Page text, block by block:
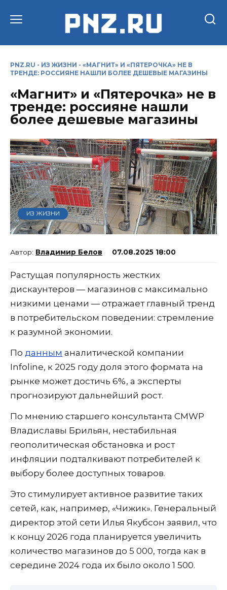
PNZ.RU - ИЗ ЖИЗНИ - «МАГНИТ» И «ПЯТЕРОЧКА» НЕ В
ТРЕНДЕ: РОССИЯНЕ НАШЛИ БОЛЕЕ ДЕШЕВЫЕ МАГАЗИНЫ
«Магнит» и «Пятерочка» не в
тренде: россияне нашли
более дешевые магазины
ИЗ ЖИЗНИ
Владимир Белов 07.08.2025 18:00
Растущая популярность жестких
дискаунтеров — магазинов с максимально
низкими ценами — отражает главный тренд
в потребительском поведении: стремление
к разумной экономии.
По данным аналитической компании
Infoline, к 2025 году доля этого формата на
рынке может достичь 6%, а эксперты
прогнозируют дальнейший рост.
По мнению старшего консультанта CMWP
Владиславы Брильян, нестабильная
геополитическая обстановка и рост
инфляции подталкивают потребителей к
выбору более доступных товаров.
Это стимулирует активное развитие таких
сетей, как, например, «Чижик». Генеральный
директор этой сети Илья Якубсон заявил, что
к концу 2026 года планируется увеличить
количество магазинов до 5 000, тогда как в
середине 2024 года их было около 1 500.